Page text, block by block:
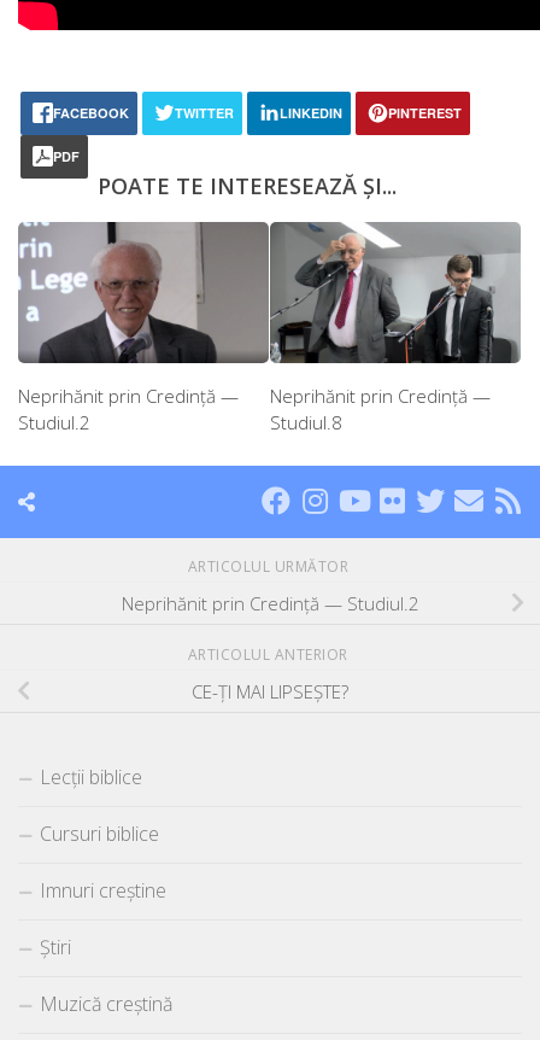
FACEBOOK TWITTER LINKEDIN PINTEREST
PDF
POATE TE INTERESEAZĂ ȘI...
Neprihănit prin Credință —
Studiul.2
Neprihănit prin Credință —
Studiul.8
ARTICOLUL URMĂTOR
Neprihănit prin Credință — Studiul.2
ARTICOLUL ANTERIOR
CE-ȚI MAI LIPSEȘTE?
Lecții biblice
Cursuri biblice
Imnuri creștine
Știri
Muzică creștină